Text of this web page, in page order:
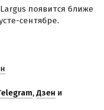
появится ближе
сентябре.
,Дзен и